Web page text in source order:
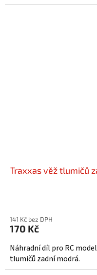
Traxxas věž tlumičů
141 Kč bez DPH
170 Kč
Náhradní díl pro RC
tlumičů zadní modrá.